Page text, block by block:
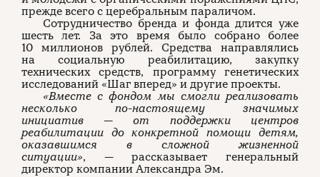
прежде всего с церебральным параличом.
Сотрудничество бренда и фонда длится уже
шесть лет. За это время было собрано более
10 миллионов рублей. Средства направлялись
на социальную реабилитацию, закупку
технических средств, программу генетических
исследований «Шаг вперед» и другие проекты.
«Вместе с фондом мы смогли реализовать
несколько по-настоящему значимых
инициатив — от поддержки центров
реабилитации до конкретной помощи детям,
оказавшимся в сложной жизненной
ситуации», — рассказывает генеральный
директор компании Александра Эм.